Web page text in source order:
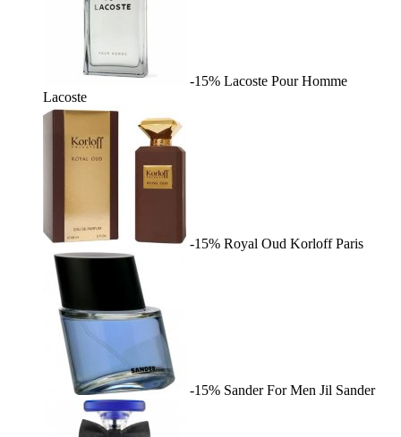
-15% Lacoste Pour Homme
Lacoste
-15% Royal Oud Korloff Paris
-15% Sander For Men Jil Sander